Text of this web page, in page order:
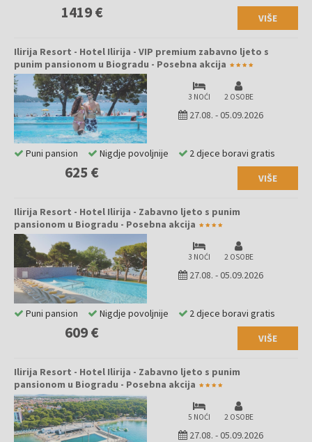
1419 € VIŠE
Ilirija Resort - Hotel Ilirija - VIP premium zabavno ljeto s
punim pansionom u Biogradu - Posebna akcija
3 NOĆI 2 OSOBE
27.08. -05.09.2026
625 € VIŠE
Puni pansion Nigdje povoljnije 2 djece boravi gratis
Ilirija Resort - Hotel Ilirija - Zabavno ljeto s punim
pansionom u Biogradu - Posebna akcija
3 NOĆI 2 OSOBE
27.08. -05.09.2026
609 € VIŠE
Puni pansion Nigdje povoljnije 2 djece boravi gratis
Ilirija Resort - Hotel Ilirija - Zabavno ljeto s punim
pansionom u Biogradu - Posebna akcija
5 NOĆI 2 OSOBE
27.08. -05.09.2026